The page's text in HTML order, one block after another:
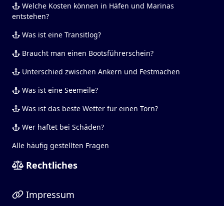
Welche Kosten können in Häfen und Marinas
entstehen?
Was ist eine Transitlog?
Braucht man einen Bootsführerschein?
Unterschied zwischen Ankern und Festmachen
Was ist eine Seemeile?
Was ist das beste Wetter für einen Törn?
Wer haftet bei Schäden?
Alle häufig gestellten Fragen
Rechtliches
Impressum